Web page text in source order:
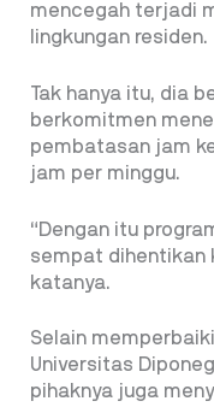
mencegah terjadi
lingkungan residen.
Tak hanya itu, dia
berkomitmen
pembatasan jam
jam per minggu.
“Dengan itu
sempat dihentikan
katanya.
Selain
Universitas
pihaknya juga